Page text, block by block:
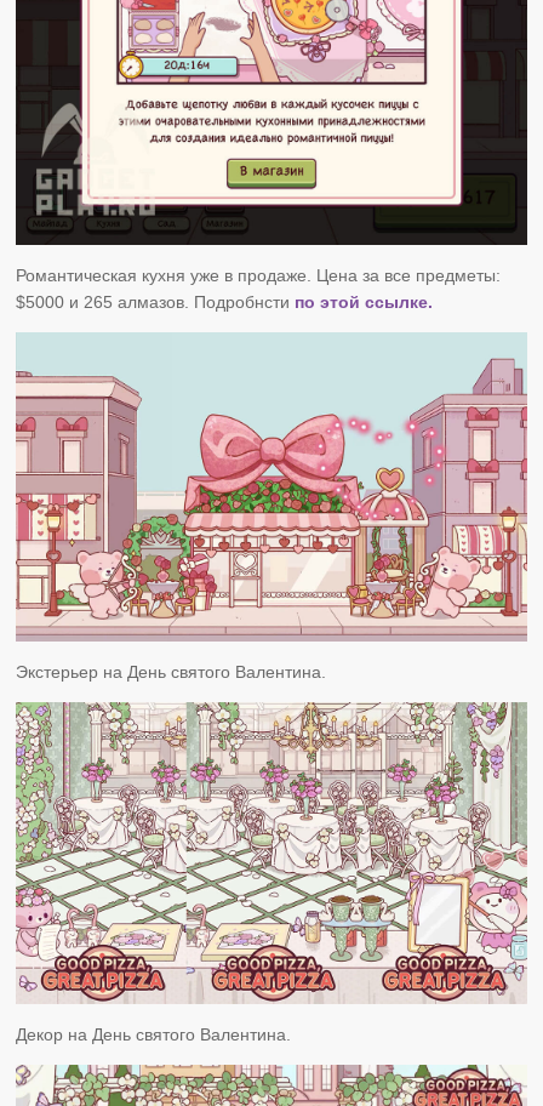
Романтическая кухня уже в продаже. Цена за все предметы:
$5000 и 265 алмазов. Подробнсти по этой ссылке.
Экстерьер на День святого Валентина.
Декор на День святого Валентина.